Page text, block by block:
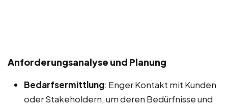
Anforderungsanalyse und Planung
Bedarfsermittlung: Enger Kontakt mit Kunden
oder Stakeholdern, um deren Bedürfnisse und